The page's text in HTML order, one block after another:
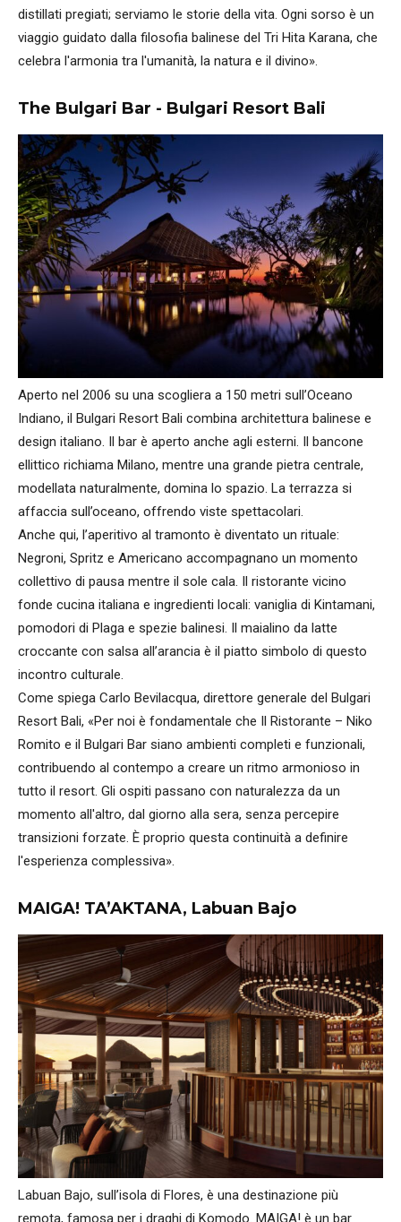
distillati pregiati; serviamo le storie della vita. Ogni sorso è un
viaggio guidato dalla filosofia balinese del Tri Hita Karana, che
celebra l'armonia tra l'umanità, la natura e il divino».
The Bulgari Bar - Bulgari Resort Bali
Aperto nel 2006 su una scogliera a 150 metri sull’Oceano
Indiano, il Bulgari Resort Bali combina architettura balinese e
design italiano. Il bar è aperto anche agli esterni. Il bancone
ellittico richiama Milano, mentre una grande pietra centrale,
modellata naturalmente, domina lo spazio. La terrazza si
affaccia sull’oceano, offrendo viste spettacolari.
Anche qui, l’aperitivo al tramonto è diventato un rituale:
Negroni, Spritz e Americano accompagnano un momento
collettivo di pausa mentre il sole cala. Il ristorante vicino
fonde cucina italiana e ingredienti locali: vaniglia di Kintamani,
pomodori di Plaga e spezie balinesi. Il maialino da latte
croccante con salsa all’arancia è il piatto simbolo di questo
incontro culturale.
Come spiega Carlo Bevilacqua, direttore generale del Bulgari
Resort Bali, «Per noi è fondamentale che Il Ristorante – Niko
Romito e il Bulgari Bar siano ambienti completi e funzionali,
contribuendo al contempo a creare un ritmo armonioso in
tutto il resort. Gli ospiti passano con naturalezza da un
momento all'altro, dal giorno alla sera, senza percepire
transizioni forzate. È proprio questa continuità a definire
l'esperienza complessiva».
MAIGA! TA’AKTANA, Labuan Bajo
Labuan Bajo, sull’isola di Flores, è una destinazione più
remota, famosa per i draghi di Komodo. MAIGA! è un bar